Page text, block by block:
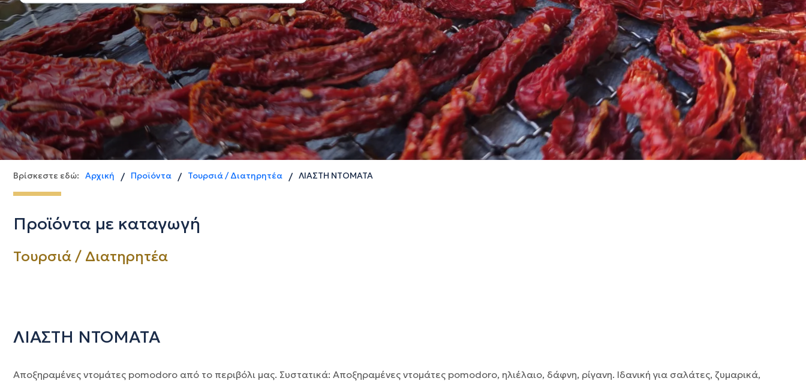
Βρίσκεστε εδώ: Αρχική / Προϊόντα / Τουρσιά / Διατηρητέα / ΛΙΑΣΤΗ ΝΤΟΜΑΤΑ
Προϊόντα με καταγωγή
Τουρσιά / Διατηρητέα
ΛΙΑΣΤΗ ΝΤΟΜΑΤΑ
Αποξηραμένες ντομάτες pomodoro από το περιβόλι μας. Συστατικά: Αποξηραμένες ντομάτες pomodoro, ηλιέλαιο, δάφνη, ρίγανη. Ιδανική για σαλάτες, ζυμαρικά,